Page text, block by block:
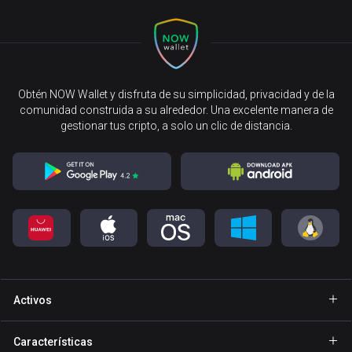
Obtén NOW Wallet y disfruta de su simplicidad, privacidad y de la
comunidad construida a su alrededor. Una excelente manera de
gestionar tus cripto, a solo un clic de distancia.
Activos
Características